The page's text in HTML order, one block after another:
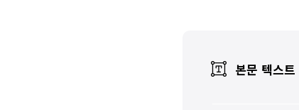
본문 텍스트